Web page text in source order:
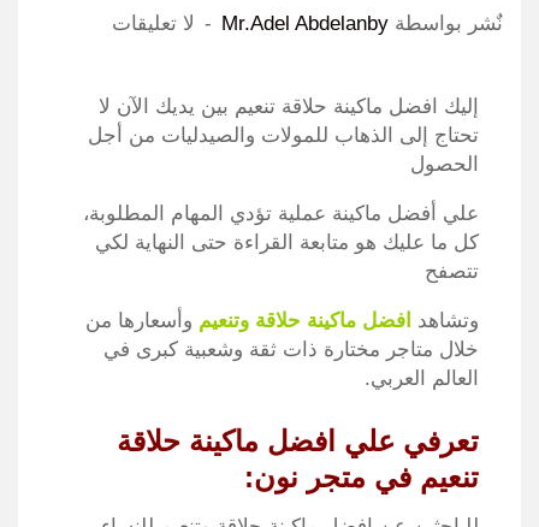
نٌشر بواسطة Mr.Adel Abdelanby لا تعليقات
إليك افضل ماكينة حلاقة تنعيم بين يديك الآن لا
تحتاج إلى الذهاب للمولات والصيدليات من أجل
الحصول
علي أفضل ماكينة عملية تؤدي المهام المطلوبة،
كل ما عليك هو متابعة القراءة حتى النهاية لكي
تتصفح
وتشاهد افضل ماكينة حلاقة وتنعيم وأسعارها من
خلال متاجر مختارة ذات ثقة وشعبية كبرى في
العالم العربي.
تعرفي علي افضل ماكينة حلاقة
تنعيم في متجر نون: